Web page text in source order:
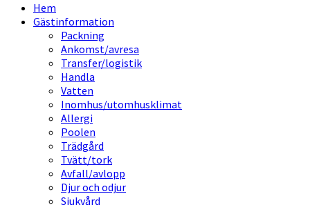
Hem
Gästinformation
Packning
Ankomst/avresa
Transfer/logistik
Handla
Vatten
Inomhus/utomhusklimat
Allergi
Poolen
Trädgård
Tvätt/tork
Avfall/avlopp
Djur och odjur
Sjukvård